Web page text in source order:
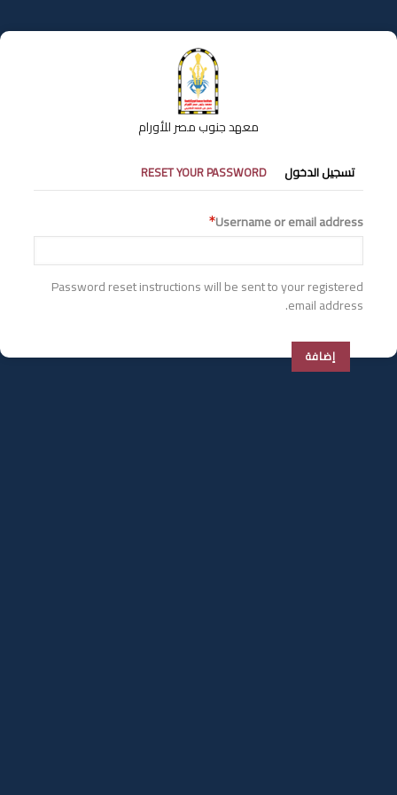
إلى
المحتوى
معهد جنوب مصر للأورام
التبويبات
الأساسية
تسجيل الدخول RESET YOUR PASSWORD
Username or email address
Password reset instructions will be sent to your registered
email address.